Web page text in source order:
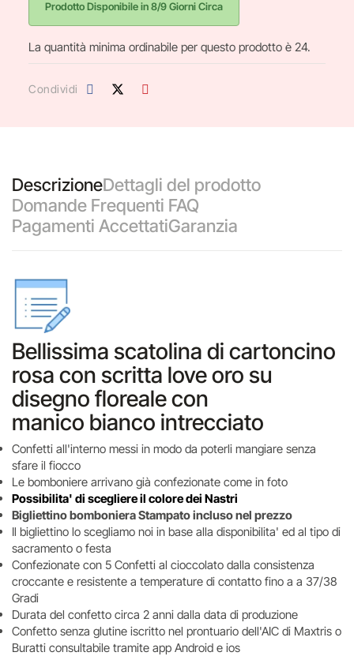
Prodotto Disponibile in 8/9 Giorni Circa
La quantità minima ordinabile per questo prodotto è 24.
Condividi
DescrizioneDettagli del prodotto
Domande Frequenti FAQ
Pagamenti AccettatiGaranzia
Bellissima scatolina di cartoncino
rosa con scritta love oro su
disegno floreale con
manico bianco intrecciato
Confetti all'interno messi in modo da poterli mangiare senza
sfare il fiocco
Le bomboniere arrivano già confezionate come in foto
Possibilita' di scegliere il colore dei Nastri
Bigliettino bomboniera Stampato incluso nel prezzo
Il bigliettino lo scegliamo noi in base alla disponibilita' ed al tipo di
sacramento o festa
Confezionate con 5 Confetti al cioccolato dalla consistenza
croccante e resistente a temperature di contatto fino a a 37/38
Gradi
Durata del confetto circa 2 anni dalla data di produzione
Confetto senza glutine iscritto nel prontuario dell'AIC di Maxtris o
Buratti consultabile tramite app Android e ios